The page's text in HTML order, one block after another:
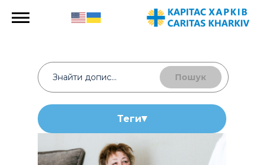
Пошук
Теги